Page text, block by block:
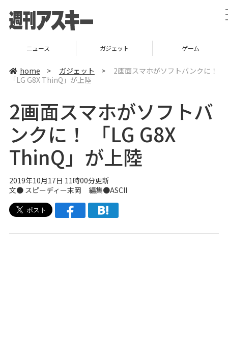
ニュース ガジェット ゲーム
home > ガジェット >
2画面スマホがソフトバンクに！
「LG G8X ThinQ」が上陸
2画面スマホがソフトバ
ンクに！ 「LG G8X
ThinQ」が上陸
2019年10月17日 11時00分更新
文● スピーディー末岡 編集●ASCII